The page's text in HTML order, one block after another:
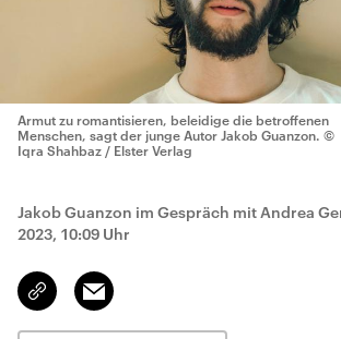
Armut zu romantisieren, beleidige die betroffenen
Menschen, sagt der junge Autor Jakob Guanzon. ©
Iqra Shahbaz / Elster Verlag
Jakob Guanzon im Gespräch mit Andrea
2023, 10:09 Uhr
Link
kopieren/teilen
Email